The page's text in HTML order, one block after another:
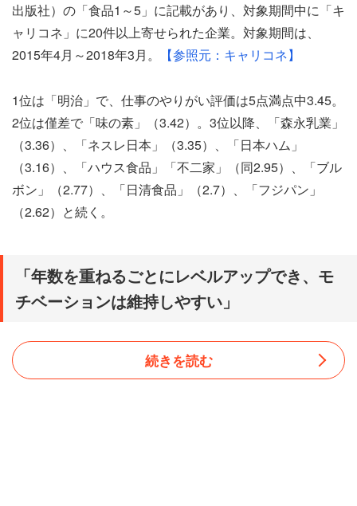
出版社）の「食品1～5」に記載があり、対象期間中に「キ
ャリコネ」に20件以上寄せられた企業。対象期間は、
2015年4月～2018年3月。
【参照元：キャリコネ】
1位は「明治」で、仕事のやりがい評価は5点満点中3.45。
2位は僅差で「味の素」（3.42）。3位以降、「森永乳業」
（3.36）、「ネスレ日本」（3.35）、「日本ハム」
（3.16）、「ハウス食品」「不二家」（同2.95）、「ブル
ボン」（2.77）、「日清食品」（2.7）、「フジパン」
（2.62）と続く。
「年数を重ねるごとにレベルアップでき、モ
チベーションは維持しやすい」
続きを読む